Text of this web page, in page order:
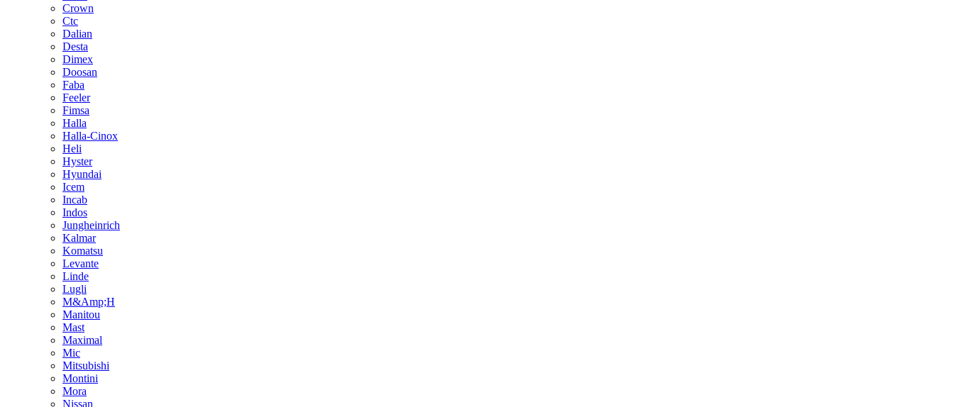
Crown
Ctc
Dalian
Desta
Dimex
Doosan
Faba
Feeler
Fimsa
Halla
Halla-Cinox
Heli
Hyster
Hyundai
Icem
Incab
Indos
Jungheinrich
Kalmar
Komatsu
Levante
Linde
Lugli
M&Amp;H
Manitou
Mast
Maximal
Mic
Mitsubishi
Montini
Mora
Nissan